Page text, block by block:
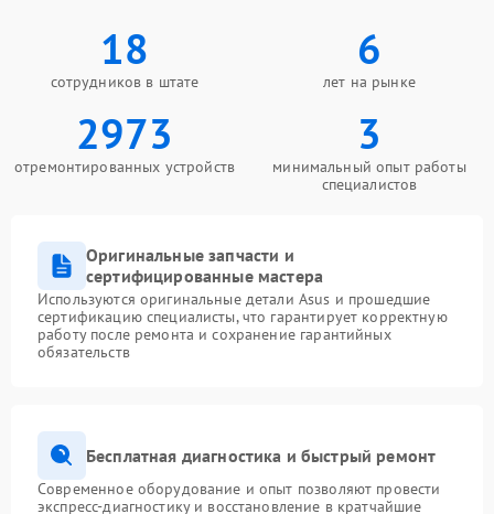
18
сотрудников в штате
6
лет на рынке
2973
отремонтированных устройств
3
минимальный опыт работы
специалистов
Оригинальные запчасти и
сертифицированные мастера
Используются оригинальные детали Asus и прошедшие
сертификацию специалисты, что гарантирует корректную
работу после ремонта и сохранение гарантийных
обязательств
Бесплатная диагностика и быстрый ремонт
Современное оборудование и опыт позволяют провести
экспресс-диагностику и восстановление в кратчайшие